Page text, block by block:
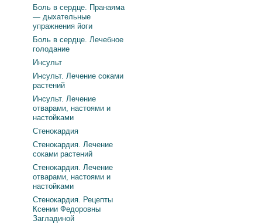
Боль в сердце. Пранаяма
— дыхательные
упражнения йоги
Боль в сердце. Лечебное
голодание
Инсульт
Инсульт. Лечение соками
растений
Инсульт. Лечение
отварами, настоями и
настойками
Стенокардия
Стенокардия. Лечение
соками растений
Стенокардия. Лечение
отварами, настоями и
настойками
Стенокардия. Рецепты
Ксении Федоровны
Загладиной